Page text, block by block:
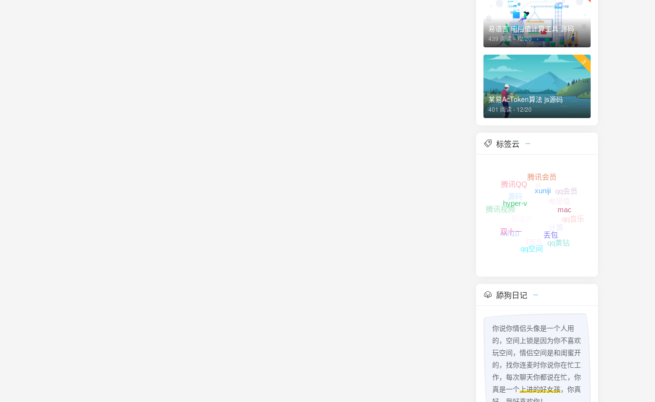
易语言 电阻值计算工具 源码
439 阅读 - 12/20
3
某易AcToken算法 js源码
401 阅读 - 12/20
标签云
易语言
源码
js
电阻值
DES
win10
腾讯视频
腾讯QQ
腾讯会员
qq会员
qq音乐
qq黄钻
qq空间
双十一
hyper-v
xuniji
mac
丢包
舔狗日记
你说你情侣头像是一个人用
的，空间上锁是因为你不喜欢
玩空间，情侣空间是和闺蜜开
的，找你连麦时你说你在忙工
作，每次聊天你都说在忙，你
真是一个上进的好女孩，你真